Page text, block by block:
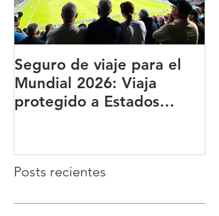
Seguro de viaje para el
Mundial 2026: Viaja
protegido a Estados
Posts recientes